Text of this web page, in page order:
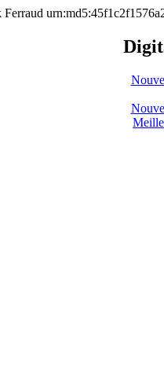
Ferraud